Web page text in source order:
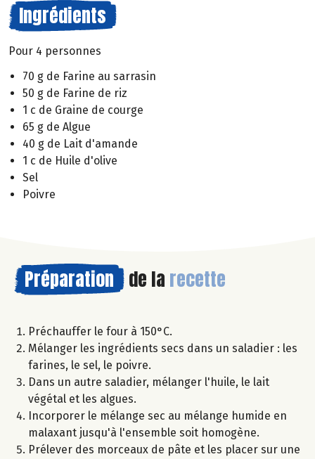
Ingrédients
Pour 4 personnes
70 g de Farine au sarrasin
50 g de Farine de riz
1 c de Graine de courge
65 g de Algue
40 g de Lait d'amande
1 c de Huile d'olive
Sel
Poivre
Préparation de la recette
Préchauffer le four à 150°C.
Mélanger les ingrédients secs dans un saladier : les
farines, le sel, le poivre.
Dans un autre saladier, mélanger l'huile, le lait
végétal et les algues.
Incorporer le mélange sec au mélange humide en
malaxant jusqu'à l'ensemble soit homogène.
Prélever des morceaux de pâte et les placer sur une